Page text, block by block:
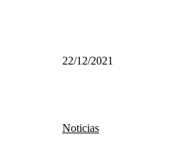
22/12/2021
Noticias